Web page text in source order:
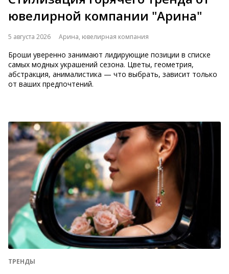
ювелирной компании "Арина"
5 августа 2026 Арина, ювелирная компания
Броши уверенно занимают лидирующие позиции в списке
самых модных украшений сезона. Цветы, геометрия,
абстракция, анималистика — что выбрать, зависит только
от ваших предпочтений.
ТРЕНДЫ